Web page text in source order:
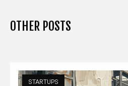
OTHER POSTS
STARTUPS